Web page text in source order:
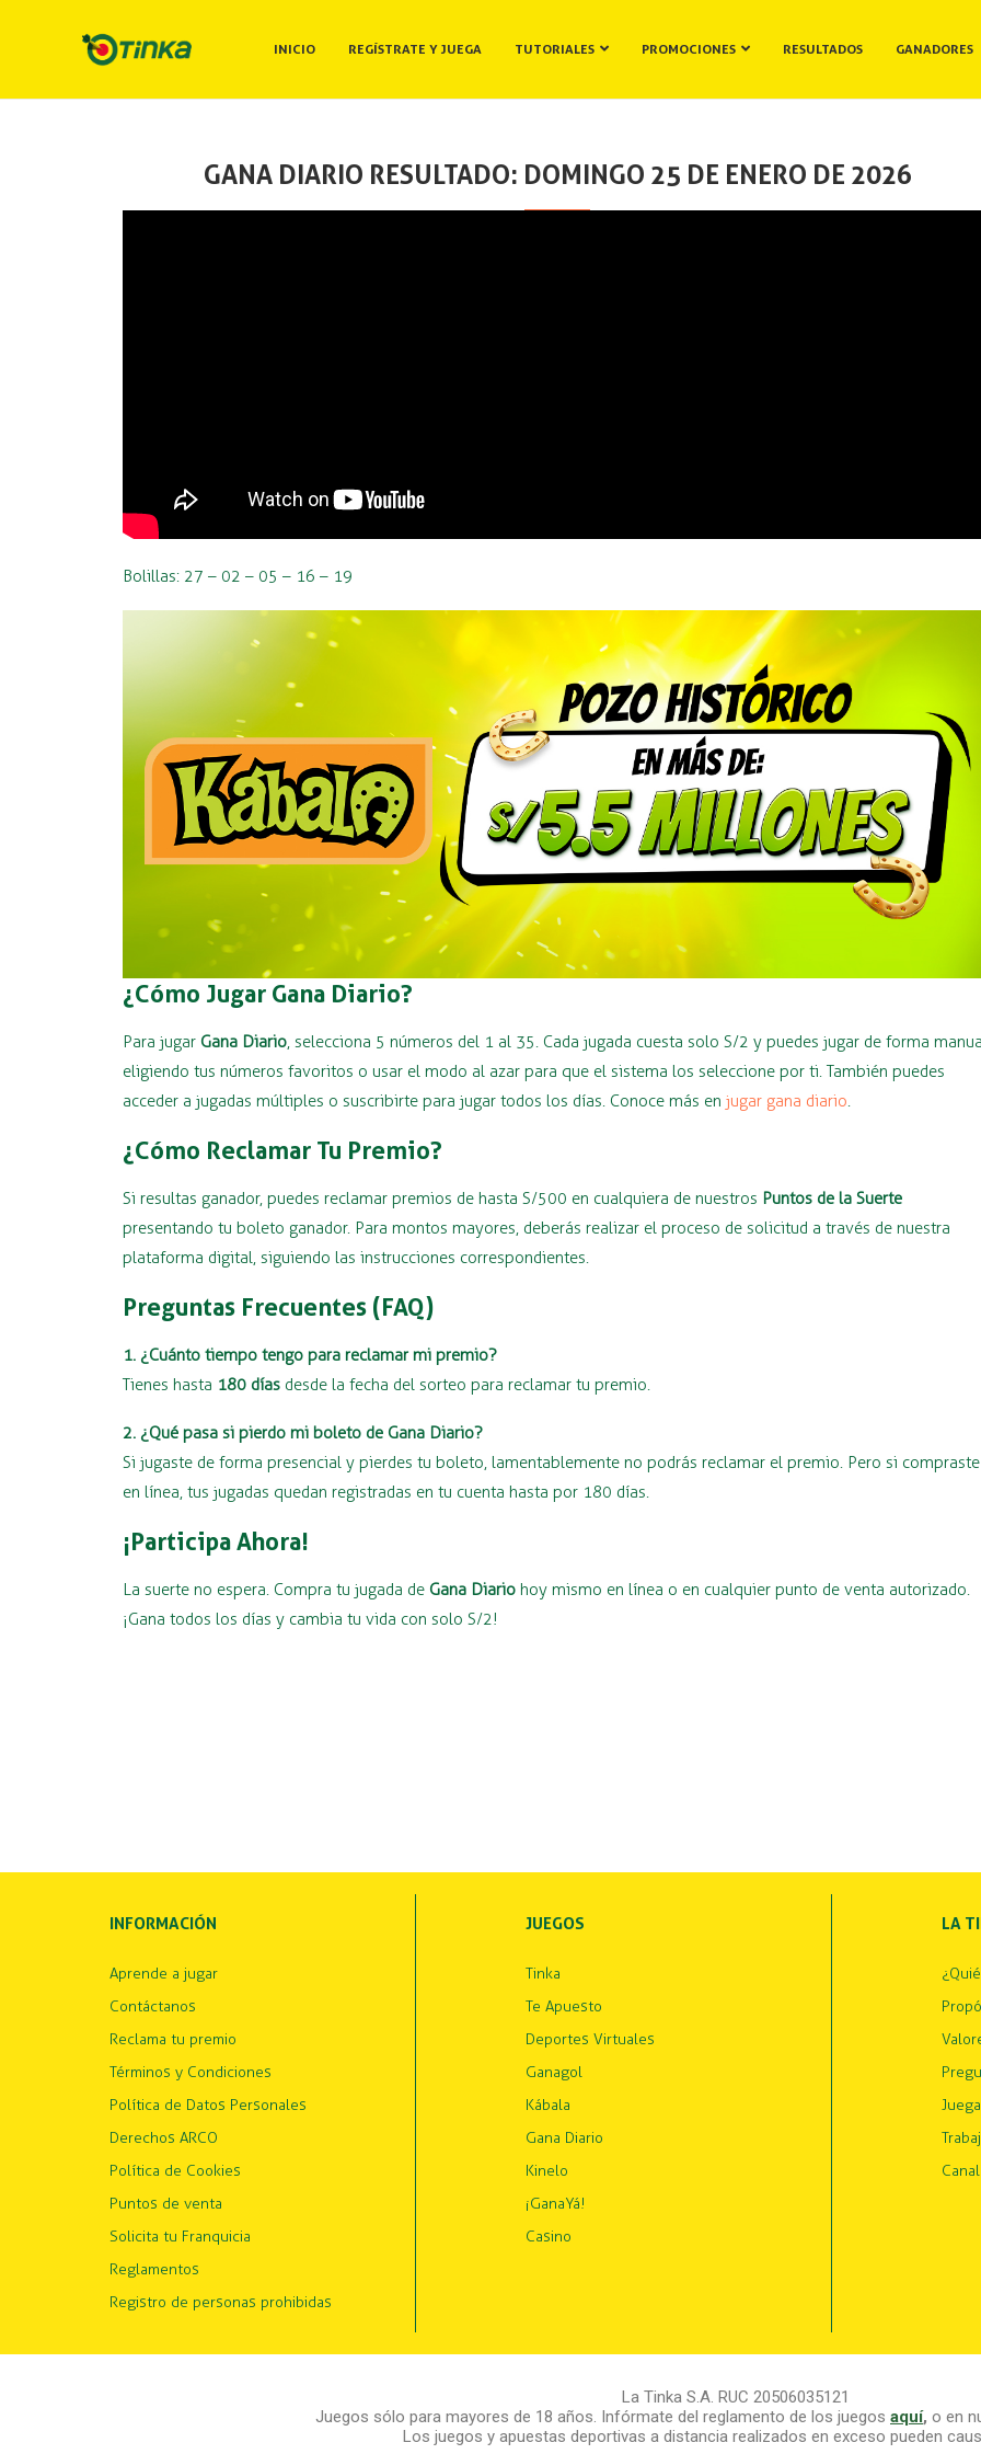
INICIO REGÍSTRATE Y JUEGA TUTORIALES PROMOCIONES RESULTADOS GANADORES
GANA DIARIO RESULTADO: DOMINGO 25 DE ENERO DE 2026
Bolillas: 27 – 02 – 05 – 16 – 19
¿Cómo Jugar Gana Diario?
Para jugar Gana Diario, selecciona 5 números del 1 al 35. Cada jugada cuesta solo S/2 y puedes jugar de forma
eligiendo tus números favoritos o usar el modo al azar para que el sistema los seleccione por ti. También puedes
acceder a jugadas múltiples o suscribirte para jugar todos los días. Conoce más en jugar gana diario.
¿Cómo Reclamar Tu Premio?
Si resultas ganador, puedes reclamar premios de hasta S/500 en cualquiera de nuestros Puntos de la Suerte
presentando tu boleto ganador. Para montos mayores, deberás realizar el proceso de solicitud a través de nuestra
plataforma digital, siguiendo las instrucciones correspondientes.
Preguntas Frecuentes (FAQ)
1. ¿Cuánto tiempo tengo para reclamar mi premio?
Tienes hasta 180 días desde la fecha del sorteo para reclamar tu premio.
2. ¿Qué pasa si pierdo mi boleto de Gana Diario?
Si jugaste de forma presencial y pierdes tu boleto, lamentablemente no podrás reclamar el premio. Pero si compraste
en línea, tus jugadas quedan registradas en tu cuenta hasta por 180 días.
¡Participa Ahora!
La suerte no espera. Compra tu jugada de Gana Diario hoy mismo en línea o en cualquier punto de venta autorizado.
¡Gana todos los días y cambia tu vida con solo S/2!
INFORMACIÓN
Aprende a jugar
Contáctanos
Reclama tu premio
Términos y Condiciones
Política de Datos Personales
Derechos ARCO
Política de Cookies
Puntos de venta
Solicita tu Franquicia
Reglamentos
Registro de personas prohibidas
JUEGOS
Tinka
Te Apuesto
Deportes Virtuales
Ganagol
Kábala
Gana Diario
Kinelo
¡GanaYá!
Casino
LA
La Tinka S.A. RUC 20506035121
Juegos sólo para mayores de 18 años. Infórmate del reglamento de los juegos aquí, o en
Los juegos y apuestas deportivas a distancia realizados en exceso pueden